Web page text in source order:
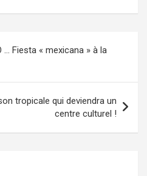
… Fiesta « mexicana » à la
tropicale qui deviendra un
centre culturel !